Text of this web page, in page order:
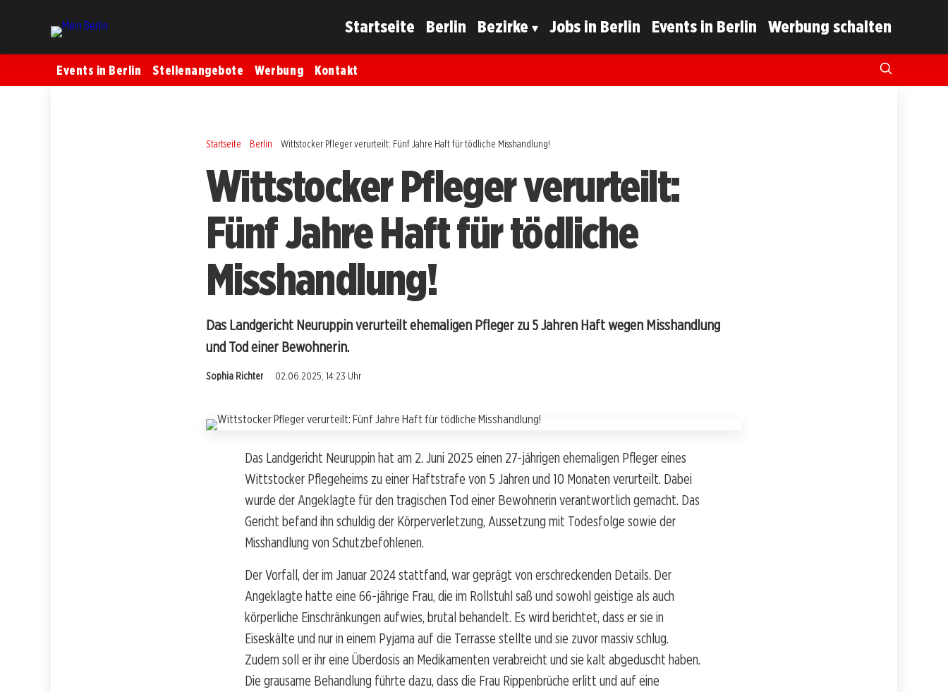
Startseite Berlin Bezirke Jobs in Berlin Events in Berlin Werbung schalten
Events in Berlin Stellenangebote Werbung Kontakt
Startseite Berlin Wittstocker Pfleger verurteilt: Fünf Jahre Haft für tödliche Misshandlung!
Wittstocker Pfleger verurteilt:
Fünf Jahre Haft für tödliche
Misshandlung!
Das Landgericht Neuruppin verurteilt ehemaligen Pfleger zu 5 Jahren Haft wegen Misshandlung
und Tod einer Bewohnerin.
Sophia Richter 02.06.2025, 14:23 Uhr
Das Landgericht Neuruppin hat am 2. Juni 2025 einen 27-jährigen ehemaligen Pfleger eines
Wittstocker Pflegeheims zu einer Haftstrafe von 5 Jahren und 10 Monaten verurteilt. Dabei
wurde der Angeklagte für den tragischen Tod einer Bewohnerin verantwortlich gemacht. Das
Gericht befand ihn schuldig der Körperverletzung, Aussetzung mit Todesfolge sowie der
Misshandlung von Schutzbefohlenen.
Der Vorfall, der im Januar 2024 stattfand, war geprägt von erschreckenden Details. Der
Angeklagte hatte eine 66-jährige Frau, die im Rollstuhl saß und sowohl geistige als auch
körperliche Einschränkungen aufwies, brutal behandelt. Es wird berichtet, dass er sie in
Eiseskälte und nur in einem Pyjama auf die Terrasse stellte und sie zuvor massiv schlug.
Zudem soll er ihr eine Überdosis an Medikamenten verabreicht und sie kalt abgeduscht haben.
Die grausame Behandlung führte dazu, dass die Frau Rippenbrüche erlitt und auf eine